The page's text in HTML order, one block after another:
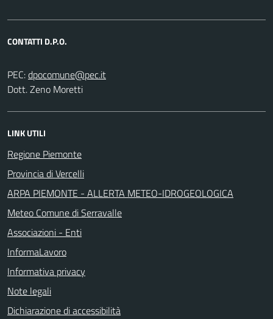
CONTATTI D.P.O.
PEC:
Dott. Zeno Moretti
LINK UTILI
Regione Piemonte
Provincia di Vercelli
ARPA PIEMONTE - ALLERTA METEO-IDROGEOLOGICA
Meteo Comune di Serravalle
Associazioni - Enti
InformaLavoro
Informativa privacy
Note legali
Dichiarazione di accessibilità